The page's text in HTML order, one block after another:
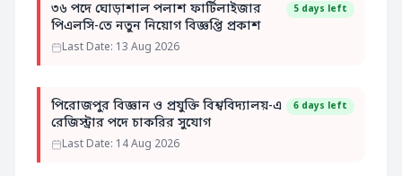
৩৬ পদে ঘোড়াশাল পলাশ ফার্টিলাইজার
পিএলসি-তে নতুন নিয়োগ বিজ্ঞপ্তি প্রকাশ
5 days left
Last Date: 13 Aug 2026
পিরোজপুর বিজ্ঞান ও প্রযুক্তি বিশ্ববিদ্যালয়-এ
রেজিস্ট্রার পদে চাকরির সুযোগ
6 days left
Last Date: 14 Aug 2026